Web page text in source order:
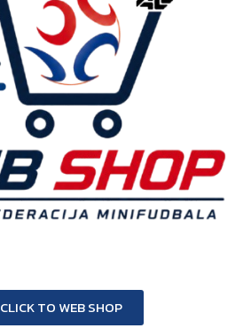
CLICK TO WEB SHOP